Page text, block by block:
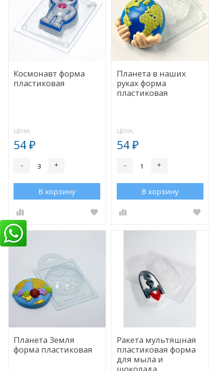
Космонавт форма
пластиковая
ЦЕНА:
54₽
- +
В корзину
Планета в наших
руках форма
пластиковая
ЦЕНА:
54 ₽
- +
В корзину
Планета Земля
форма пластиковая
Ракета мультяшная
пластиковая форма
для мыла и
шоколада